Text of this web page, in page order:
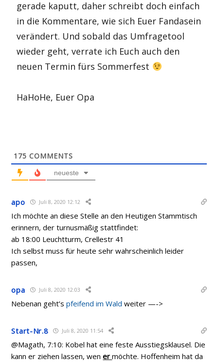
gerade kaputt, daher schreibt doch einfach
in die Kommentare, wie sich Euer Fandasein
verändert. Und sobald das Umfragetool
wieder geht, verrate ich Euch auch den
neuen Termin fürs Sommerfest
HaHoHe, Euer Opa
175 COMMENTS
neueste
apo Juli 8, 2020 12:12
Ich möchte an diese Stelle an den Heutigen Stammtisch
erinnern, der turnusmäßig stattfindet:
ab 18:00 Leuchtturm, Crellestr 41
Ich selbst muss für heute sehr wahrscheinlich leider
passen,
opa Juli 8, 2020 12:03
Nebenan geht’spfeifend im Wald weiter —->
Start-Nr.8 Juli 8, 2020 11:54
@Magath, 7:10: Kobel hat eine feste Ausstiegsklausel. Die
kann er ziehen lassen, wenermöchte. Hoffenheim hat da